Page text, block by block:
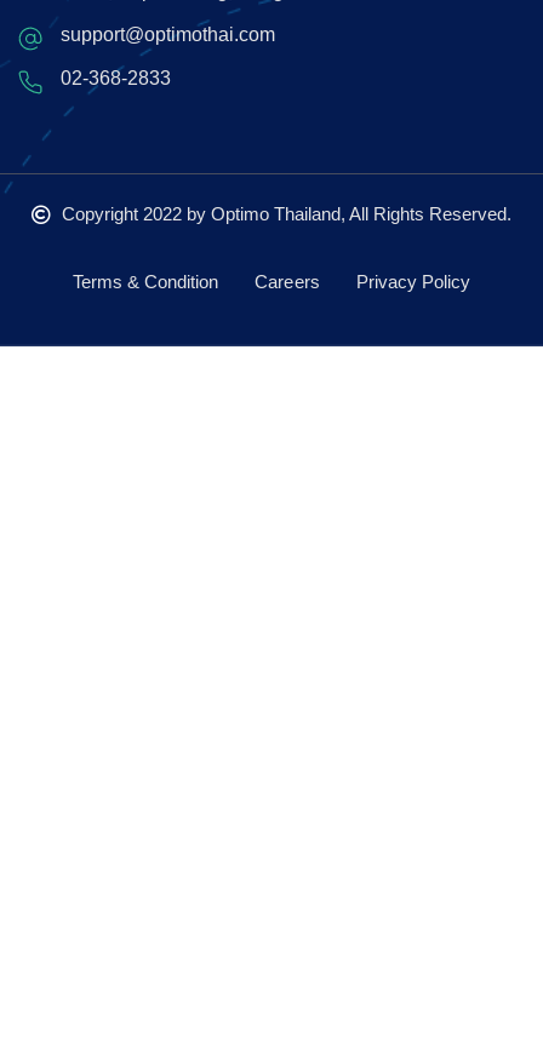
support@optimothai.com
02-368-2833
Copyright 2022 by Optimo Thailand, All Rights Reserved.
Terms & Condition Careers Privacy Policy